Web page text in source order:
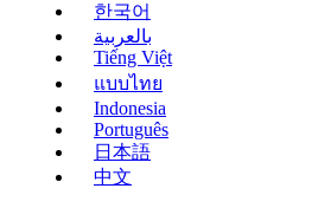
한국어
بالعربية
Tiếng Việt
แบบไทย
Indonesia
Português
日本語
中文